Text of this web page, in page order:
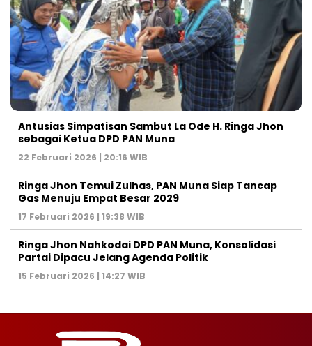
Antusias Simpatisan Sambut La Ode H. Ringa Jhon
sebagai Ketua DPD PAN Muna
22 Februari 2026 | 20:16 WIB
Ringa Jhon Temui Zulhas, PAN Muna Siap Tancap
Gas Menuju Empat Besar 2029
17 Februari 2026 | 19:38 WIB
Ringa Jhon Nahkodai DPD PAN Muna, Konsolidasi
Partai Dipacu Jelang Agenda Politik
15 Februari 2026 | 14:27 WIB